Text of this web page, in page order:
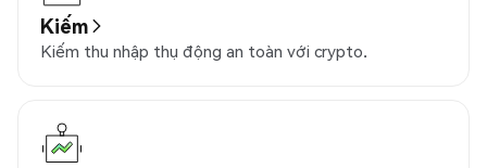
Kiếm
Kiếm thu nhập thụ động an toàn với crypto.